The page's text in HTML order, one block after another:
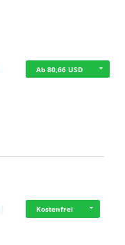
Ab 80,66 USD
Kostenfrei